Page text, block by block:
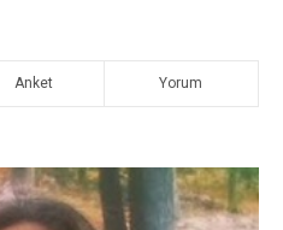
Anket Yorum